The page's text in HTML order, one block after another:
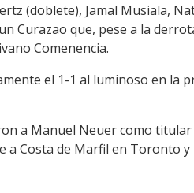
(doblete), Jamal Musiala,
Curazao que, pese a la
Comenencia.
el 1-1 al luminoso en la
a Manuel Neuer como
Costa de Marfil en Toronto y